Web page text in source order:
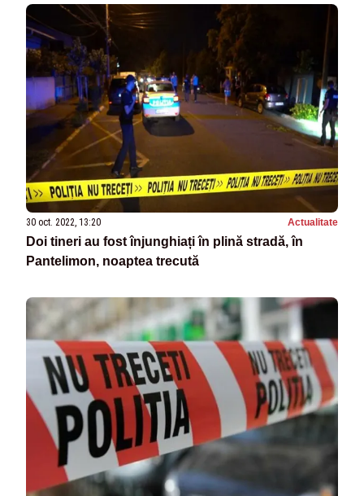
30 oct. 2022, 13:20 Actualitate
Doi tineri au fost înjunghiați în plină stradă, în
Pantelimon, noaptea trecută